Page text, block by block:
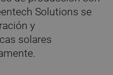
Solutions se
y
solares